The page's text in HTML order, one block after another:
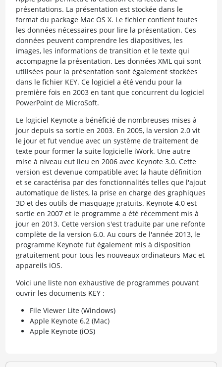
présentations. La présentation est stockée dans le
format du package Mac OS X. Le fichier contient toutes
les données nécessaires pour lire la présentation. Ces
données peuvent comprendre les diapositives, les
images, les informations de transition et le texte qui
accompagne la présentation. Les données XML qui sont
utilisées pour la présentation sont également stockées
dans le fichier KEY. Ce logiciel a été vendu pour la
première fois en 2003 en tant que concurrent du logiciel
PowerPoint de MicroSoft.
Le logiciel Keynote a bénéficié de nombreuses mises à
jour depuis sa sortie en 2003. En 2005, la version 2.0 vit
le jour et fut vendue avec un système de traitement de
texte pour former la suite logicielle iWork. Une autre
mise à niveau eut lieu en 2006 avec Keynote 3.0. Cette
version est devenue compatible avec la haute définition
et se caractérisa par des fonctionnalités telles que l'ajout
automatique de listes, la prise en charge des graphiques
3D et des outils de masquage gratuits. Keynote 4.0 est
sortie en 2007 et le programme a été récemment mis à
jour en 2013. Cette version s'est traduite par une refonte
complète de la version 6.0. Au cours de l'année 2013, le
programme Keynote fut également mis à disposition
gratuitement pour tous les nouveaux ordinateurs Mac et
appareils iOS.
Voici une liste non exhaustive de programmes pouvant
ouvrir les documents KEY :
File Viewer Lite (Windows)
Apple Keynote 6.2 (Mac)
Apple Keynote (iOS)